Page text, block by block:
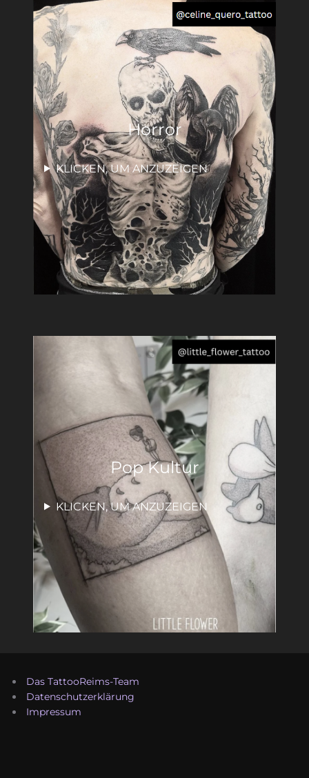
Horror
KLICKEN, UM ANZUZEIGEN
Pop Kultur
KLICKEN, UM ANZUZEIGEN
Das TattooReims-Team
Datenschutzerklärung
Impressum